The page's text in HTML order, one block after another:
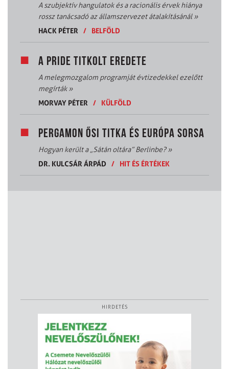
A szubjektív hangulatok és a racionális érvek hiánya
rossz tanácsadó az államszervezet átalakításánál»
HACK PÉTER
/ BELFÖLD
A PRIDE TITKOLT EREDETE
A melegmozgalom programját évtizedekkel ezelőtt
megírták»
MORVAY PÉTER
/ KÜLFÖLD
PERGAMON ŐSI TITKA ÉS EURÓPA SORSA
Hogyan került a „Sátán oltára” Berlinbe?»
DR. KULCSÁR ÁRPÁD
/ HIT ÉS ÉRTÉKEK
HIRDETÉS